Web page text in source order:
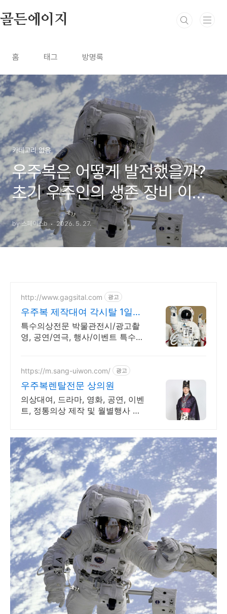
골든에이지
홈 태그 방명록
카테고리 없음
우주복은 어떻게 발전했을까?
초기 우주인의 생존 장비 이야
기
by 스페이스b 2026. 5. 27.
http://www.gagsital.com 광고
우주복 제작대여 각시탈 1일+1
일행사 기본2박3일로
특수의상전문 박물관전시/광고촬
영, 공연/연극, 행사/이벤트 특수소
https://m.sang-uiwon.com/ 광고
우주복렌탈전문 상의원
의상대여, 드라마, 영화, 공연, 이벤
트, 정통의상 제작 및 월별행사 대